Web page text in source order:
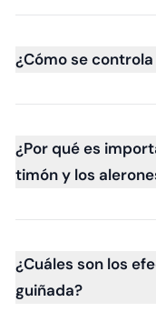
¿Cómo se
¿Por qué es
timón y los
¿Cuáles son los
guiñada?